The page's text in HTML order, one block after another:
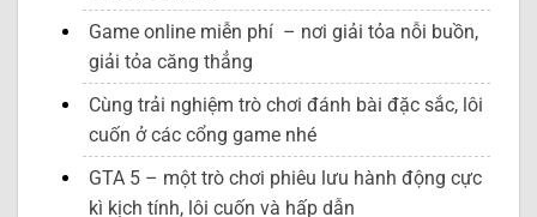
Game online miễn phí – nơi giải tỏa nỗi buồn,
giải tỏa căng thẳng
Cùng trải nghiệm trò chơi đánh bài đặc sắc, lôi
cuốn ở các cổng game nhé
GTA 5 – một trò chơi phiêu lưu hành động cực
kì kịch tính, lôi cuốn và hấp dẫn